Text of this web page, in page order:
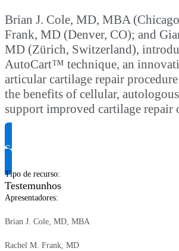
Brian J. Cole, MD, MBA
Frank, MD (Denver, CO); and
MD (Zürich, Switzerland),
AutoCart™ technique, an
articular cartilage repair procedure
the benefits of cellular,
support improved cartilage repair
Solicite informação do produto
Tipo de recurso:
Testemunhos
Apresentadores:
Brian J. Cole, MD, MBA
Rachel M. Frank, MD